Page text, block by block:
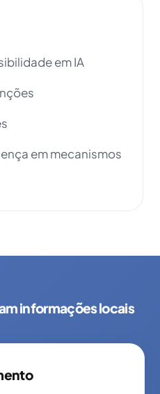
em IA
em mecanismos
informações locais